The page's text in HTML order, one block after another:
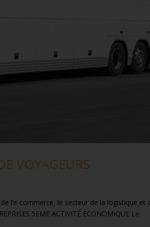
VOYAGEURS
de l’e-commerce, le secteur de la logistique et
5EME ACTIVITÉ ÉCONOMIQUE Le